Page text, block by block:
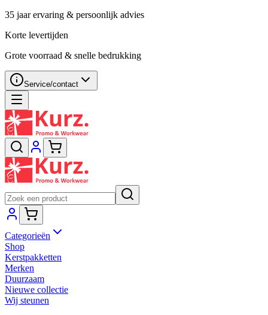
35 jaar ervaring & persoonlijk advies
Korte levertijden
Grote voorraad & snelle bedrukking
Service/contact
Categorieën
Shop
Kerstpakketten
Merken
Duurzaam
Nieuwe collectie
Wij steunen